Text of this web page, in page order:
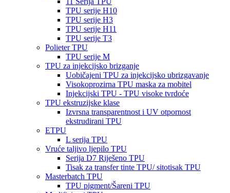
TPU serije H10
TPU serije H3
TPU serije H11
TPU serije T3
Polieter TPU
TPU serije M
TPU za injekcijsko brizganje
Uobičajeni TPU za injekcijsko ubrizgavanje
Visokoprozirna TPU maska ​​za mobitel
Injekcijski TPU - TPU visoke tvrdoće
TPU ekstruzijske klase
Izvrsna transparentnost i UV otpornost
ekstrudirani TPU
ETPU
L serija TPU
Vruće taljivo ljepilo TPU
Serija D7 Riješeno TPU
Tisak za transfer tinte TPU/ sitotisak TPU
Masterbatch TPU
TPU pigment/Šareni TPU